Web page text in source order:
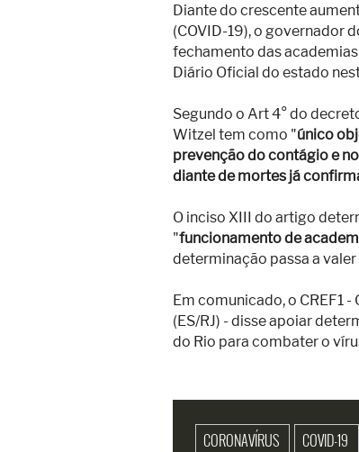
Diante do crescente
(COVID-19), o governador
fechamento das
Diário Oficial do estado
Segundo o Art 4° do
Witzel tem como "único
prevenção do contágio e
diante de mortes já
O inciso XIII do artigo
"funcionamento de
determinação passa a
Em comunicado, o CREF1
(ES/RJ) - disse apoiar
do Rio para combater o
CORONAVÍRUS COVID-19